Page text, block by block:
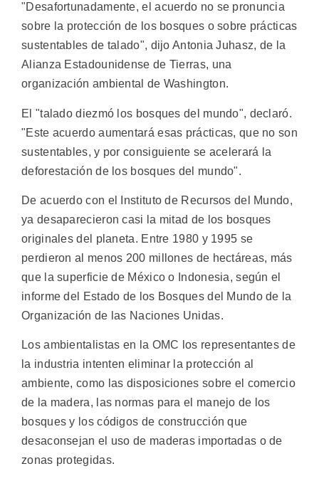
"Desafortunadamente, el acuerdo no se pronuncia
sobre la protección de los bosques o sobre prácticas
sustentables de talado", dijo Antonia Juhasz, de la
Alianza Estadounidense de Tierras, una
organización ambiental de Washington.
El "talado diezmó los bosques del mundo", declaró.
"Este acuerdo aumentará esas prácticas, que no son
sustentables, y por consiguiente se acelerará la
deforestación de los bosques del mundo".
De acuerdo con el Instituto de Recursos del Mundo,
ya desaparecieron casi la mitad de los bosques
originales del planeta. Entre 1980 y 1995 se
perdieron al menos 200 millones de hectáreas, más
que la superficie de México o Indonesia, según el
informe del Estado de los Bosques del Mundo de la
Organización de las Naciones Unidas.
Los ambientalistas en la OMC los representantes de
la industria intenten eliminar la protección al
ambiente, como las disposiciones sobre el comercio
de la madera, las normas para el manejo de los
bosques y los códigos de construcción que
desaconsejan el uso de maderas importadas o de
zonas protegidas.